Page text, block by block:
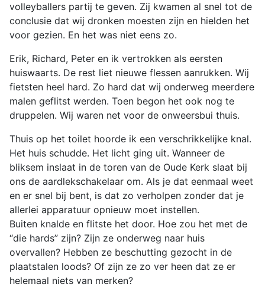
volleyballers partij te geven. Zij kwamen al snel tot de
conclusie dat wij dronken moesten zijn en hielden het
voor gezien. En het was niet eens zo.
Erik, Richard, Peter en ik vertrokken als eersten
huiswaarts. De rest liet nieuwe flessen aanrukken. Wij
fietsten heel hard. Zo hard dat wij onderweg meerdere
malen geflitst werden. Toen begon het ook nog te
druppelen. Wij waren net voor de onweersbui thuis.
Thuis op het toilet hoorde ik een verschrikkelijke knal.
Het huis schudde. Het licht ging uit. Wanneer de
bliksem inslaat in de toren van de Oude Kerk slaat bij
ons de aardlekschakelaar om. Als je dat eenmaal weet
en er snel bij bent, is dat zo verholpen zonder dat je
allerlei apparatuur opnieuw moet instellen.
Buiten knalde en flitste het door. Hoe zou het met de
“die hards” zijn? Zijn ze onderweg naar huis
overvallen? Hebben ze beschutting gezocht in de
plaatstalen loods? Of zijn ze zo ver heen dat ze er
helemaal niets van merken?